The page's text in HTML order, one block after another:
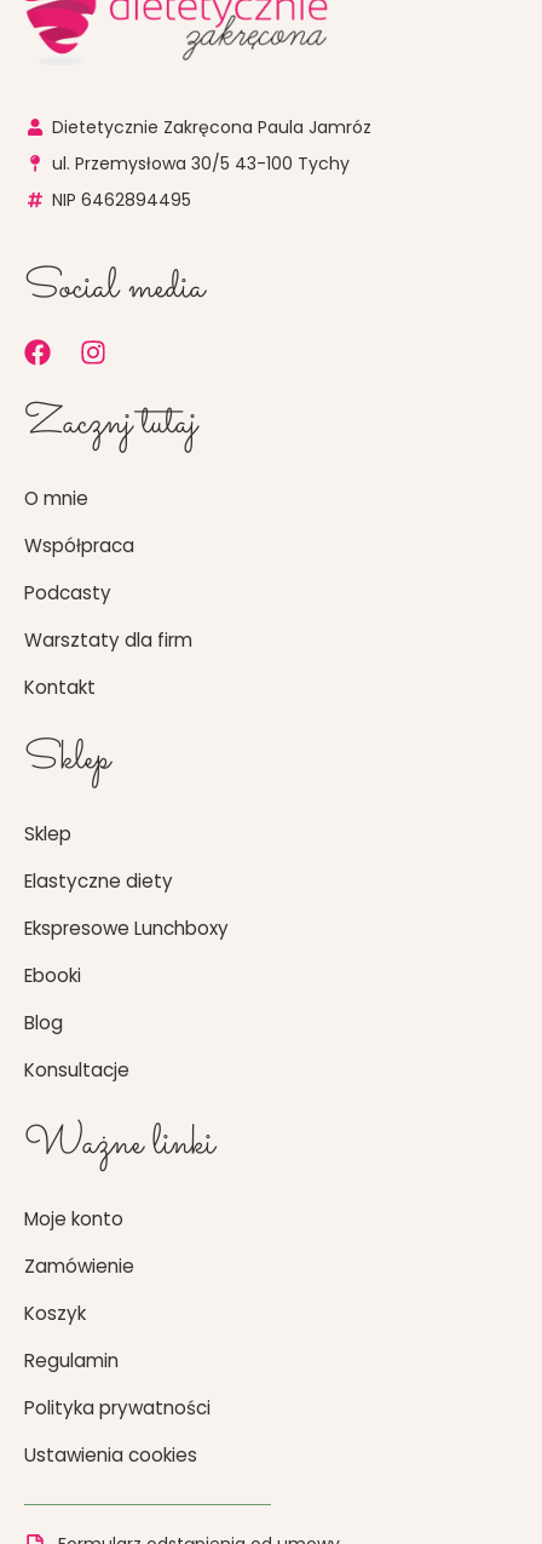
Dietetycznie Zakręcona Paula Jamróz
ul. Przemysłowa 30/5 43-100 Tychy
NIP 6462894495
Social media
F
a
c
e
o
o
k
I
n
t
a
a
m
Zacznj tutaj
O mnie
Współpraca
Podcasty
Warsztaty dla firm
Kontakt
Sklep
Sklep
Elastyczne diety
Ekspresowe Lunchboxy
Ebooki
Blog
Konsultacje
Ważne linki
Moje konto
Zamówienie
Koszyk
Regulamin
Polityka prywatności
Ustawienia cookies